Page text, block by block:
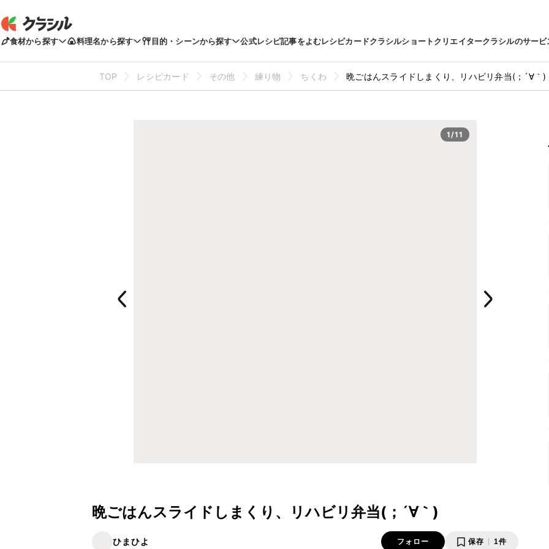
食材から探す 料理名から探す 目的・シーンから探す 公式レシピ記事をよむレシピカードクラシルショートクリエイタークラシルのサービ
TOP レシピカード その他 練り物 ちくわ 晩ごはんスライドしまくり、リハビリ弁当(；´∀｀)
1/11
晩ごはんスライドしまくり、リハビリ弁当(；´∀｀)
ひまひよ フォロー 保存 1件